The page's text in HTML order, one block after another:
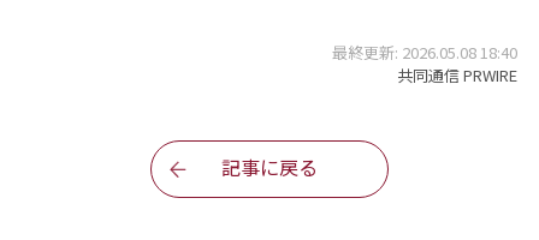
最終更新: 2026.05.08 18:40
共同通信 PRWIRE
記事に戻る